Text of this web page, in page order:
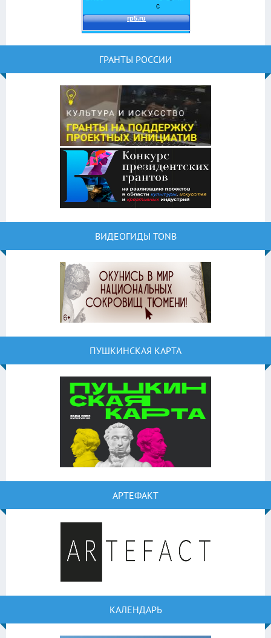
ГРАНТЫ РОССИИ
ВИДЕОГИДЫ TONB
ПУШКИНСКАЯ КАРТА
АРТЕФАКТ
КАЛЕНДАРЬ